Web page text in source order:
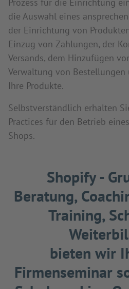
die Auswahl eines
der Einrichtung von
Einzug von Zahlungen, der
Versands, dem Hinzufügen
Verwaltung von
Ihre Produkte.
Selbstverständlich erhalten
Practices für den Betrieb
Shops.
Shopify -
Beratung,
Training,
bieten wir
Firmenseminar